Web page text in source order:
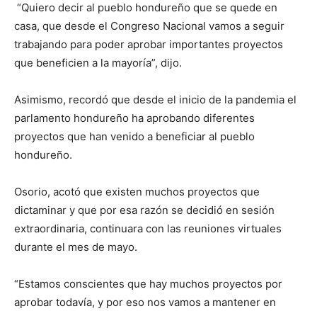
“Quiero decir al pueblo hondureño que se quede en
casa, que desde el Congreso Nacional vamos a seguir
trabajando para poder aprobar importantes proyectos
que beneficien a la mayoría”, dijo.
Asimismo, recordó que desde el inicio de la pandemia el
parlamento hondureño ha aprobando diferentes
proyectos que han venido a beneficiar al pueblo
hondureño.
Osorio, acotó que existen muchos proyectos que
dictaminar y que por esa razón se decidió en sesión
extraordinaria, continuara con las reuniones virtuales
durante el mes de mayo.
“Estamos conscientes que hay muchos proyectos por
aprobar todavía, y por eso nos vamos a mantener en